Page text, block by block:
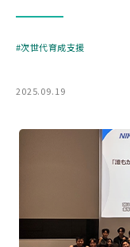
次世代育成支援
2025.09.19